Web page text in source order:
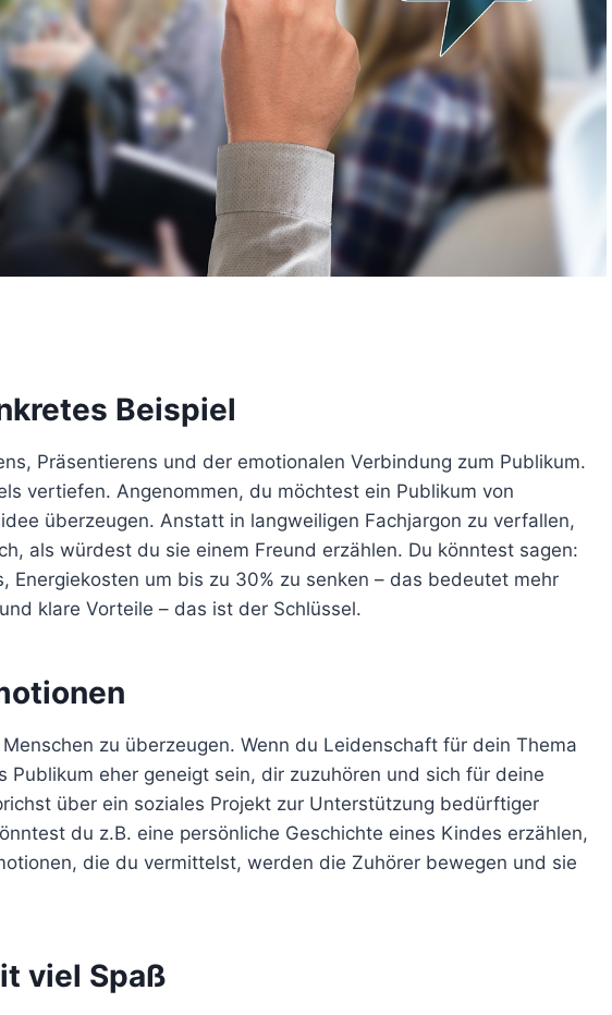
Beispiel
Präsentierens und der emotionalen Verbindung zum Publikum.
vertiefen. Angenommen, du möchtest ein Publikum von
überzeugen. Anstatt in langweiligen Fachjargon zu verfallen,
als würdest du sie einem Freund erzählen. Du könntest sagen:
Energiekosten um bis zu 30% zu senken – das bedeutet mehr
klare Vorteile – das ist der Schlüssel.
zu überzeugen. Wenn du Leidenschaft für dein Thema
eher geneigt sein, dir zuzuhören und sich für deine
über ein soziales Projekt zur Unterstützung bedürftiger
du z.B. eine persönliche Geschichte eines Kindes erzählen,
die du vermittelst, werden die Zuhörer bewegen und sie
viel Spaß